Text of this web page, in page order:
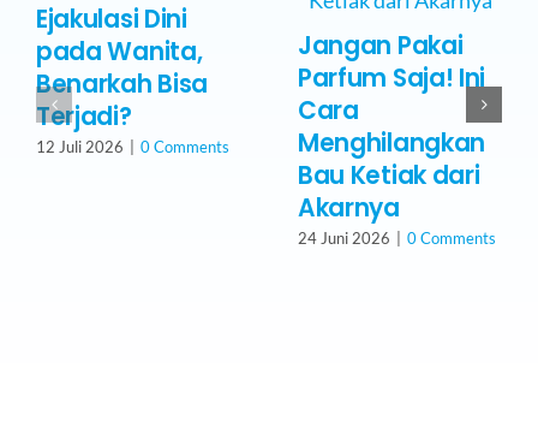
Ejakulasi Dini
pada Wanita,
Benarkah Bisa
Terjadi?
12 Juli 2026 0 Comments
Jangan Pakai
Parfum Saja! Ini
Cara
Menghilangkan
Bau Ketiak dari
Akarnya
24 Juni 2026 0 Comments